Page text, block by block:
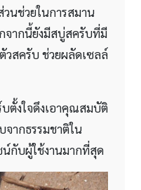
นช่วยในการสมาน
จากนี้ยังมีสบู่สครับที่มี
วสครับ ช่วยผลัดเซลล์
ตั้งใจดึงเอาคุณสมบัติ
ากธรรมชาติใน
น์กับผู้ใช้งานมากที่สุด